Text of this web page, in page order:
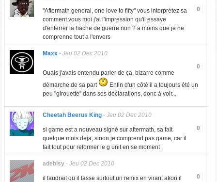
0
"Aftermath general, one love to fifty" vous interprétez sa
comment vous moi j'ai l'impression qu'il essaye
d'enterrer la hache de guerre non ? a moins que je ne
comprenne tout a l'envers
Maxx- Jeu 02 Dec 2010
0
Ouais j'avais entendu parler de ça, bizarre comme
démarche de sa part
Enfin d'un côté il a toujours été un
peu "girouette" dans ses déclarations, donc à voir...
Cheetah Beerus King- Jeu 02 Dec 2010
0
si game est a nouveau signé sur aftermath, sa fait
quelque mois deja, sinon je comprend pas game, car il
fait tout pour reformer le g unit en se moment .
adebisy- Jeu 02 Dec 2010
0
il faudrait qu il fasse surtout un remix en virant akon il